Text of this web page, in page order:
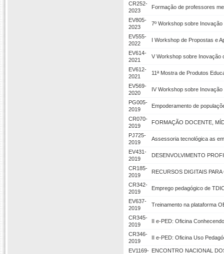
CR252-
2023
Formação de professores
EV805-
2023
7º Workshop sobre
EV555-
2022
I Workshop de Propostas e
EV614-
2021
V Workshop sobre Inovação
EV612-
2021
11ª Mostra de Produtos
EV569-
2020
IV Workshop sobre
PG005-
2019
Empoderamento de
CR070-
2019
FORMAÇÃO DOCENTE,
PJ725-
2019
Assessoria tecnológica as
EV431-
2019
DESENVOLVIMENTO
CR185-
2019
RECURSOS DIGITAIS
CR342-
2019
Emprego pedagógico de
EV637-
2019
Treinamento na plataforma
CR345-
2019
II e-PED: Oficina
CR346-
2019
II e-PED: Oficina Uso
EV1169- ENCONTRO NACIONAL